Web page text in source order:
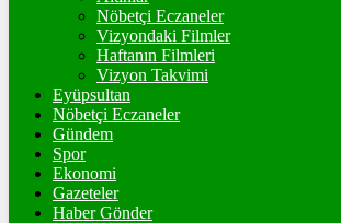
ETHEREUM
TETHER
Nöbetçi Eczaneler
Vizyondaki Filmler
Haftanın Filmleri
Vizyon Takvimi
Eyüpsultan
Nöbetçi Eczaneler
Gündem
Spor
Ekonomi
Gazeteler
Haber Gönder
20:37 / CHP EYÜPSULTAN İLÇE ÖRGÜTÜ